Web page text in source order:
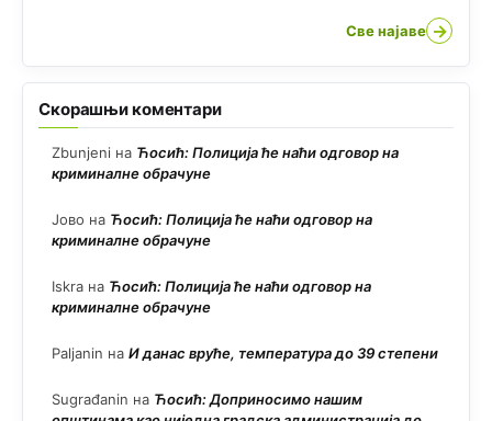
Све најаве →
Скорашњи коментари
Zbunjeni на Ћосић: Полиција ће наћи одговор на
криминалне обрачуне
Јово на Ћосић: Полиција ће наћи одговор на
криминалне обрачуне
Iskra на Ћосић: Полиција ће наћи одговор на
криминалне обрачуне
Paljanin на И данас вруће, температура до 39 степени
Sugrađanin на Ћосић: Доприносимо нашим